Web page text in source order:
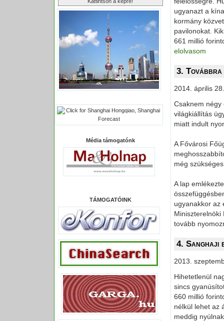
Média támogatónk
TÁMOGATÓINK
ugyanazt a
kormány
pavilonokat.
661 millió
elolvasom
3.
2014. április 28.
Csaknem négy
világkiállítás
miatt indult
A Fővárosi
még
A lap
ugyanakkor az
Miniszterelnöki
tovább
4. Sanghaji
2013.
Hihetetlenül
sincs
660 millió
nélkül lehet az
meddig